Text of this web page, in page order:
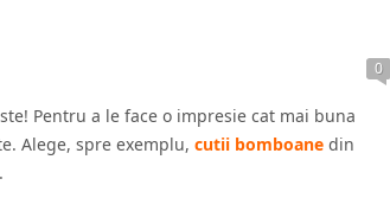
0
Pentru a le face o impresie cat mai buna
Alege, spre exemplu, cutii bomboane din